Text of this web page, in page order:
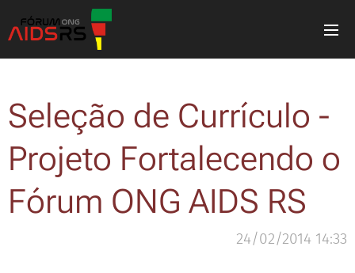
Seleção de Currículo -
Projeto Fortalecendo o
Fórum ONG AIDS RS
24/02/2014 14:33